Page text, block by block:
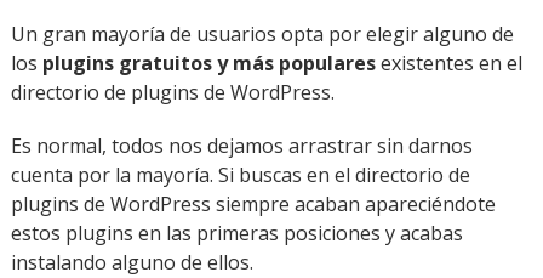
Un gran mayoría de usuarios opta por elegir alguno de
los plugins gratuitos y más popularesexistentes en el
directorio de plugins de WordPress.
Es normal, todos nos dejamos arrastrar sin darnos
cuenta por la mayoría. Si buscas en el directorio de
plugins de WordPress siempre acaban apareciéndote
estos plugins en las primeras posiciones y acabas
instalando alguno de ellos.